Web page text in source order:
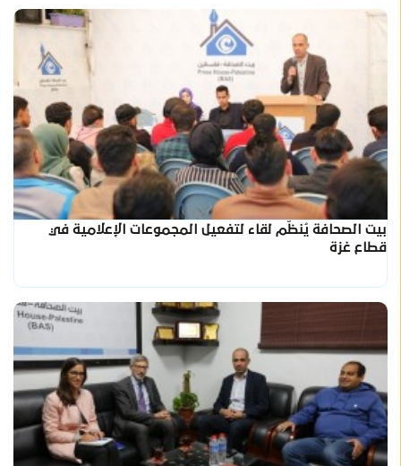
بيت الصحافة يُنظّم لقاء لتفعيل المجموعات الإعلامية في
قطاع غزة